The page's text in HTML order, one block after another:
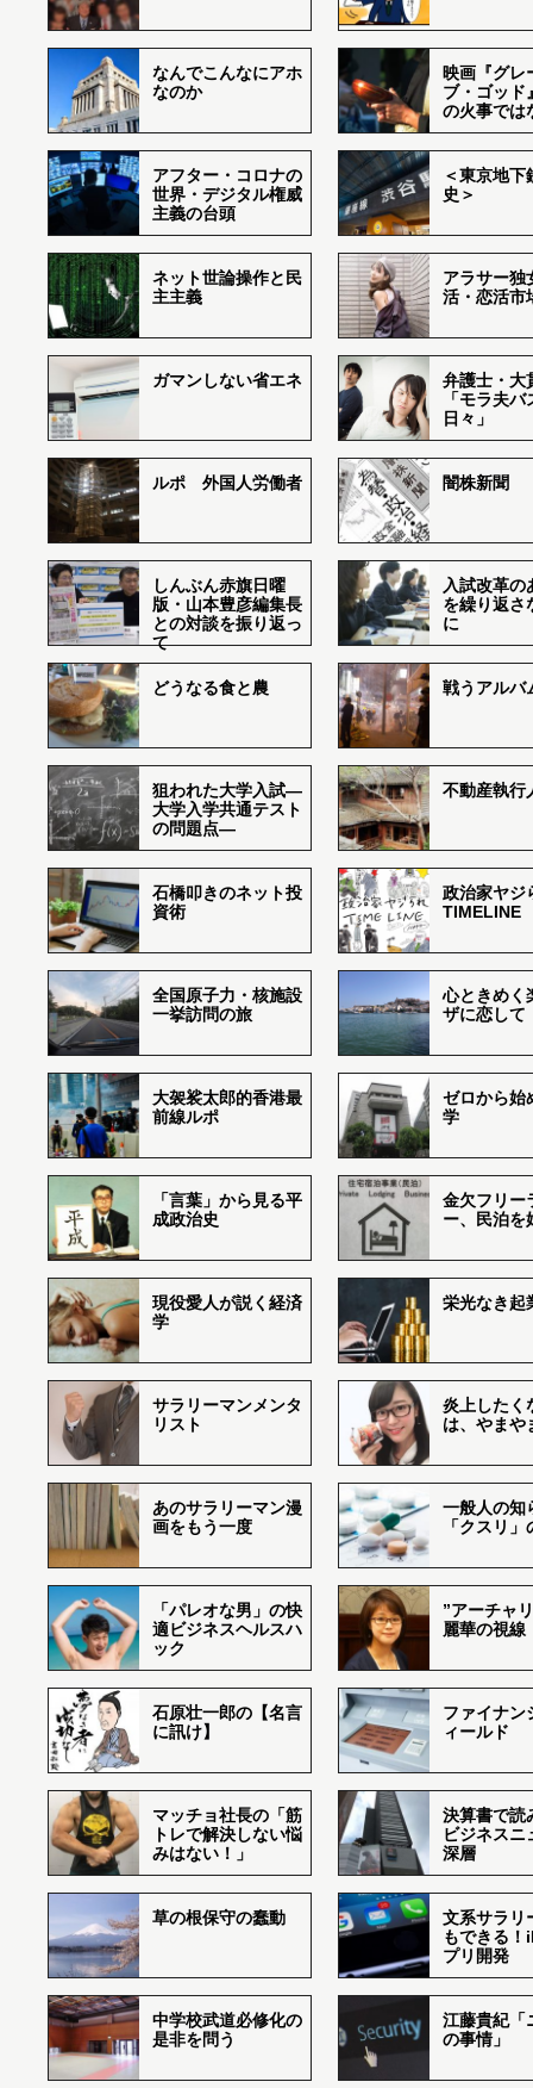
なんでこんなにアホ
なのか
映画『グレ
ブ・ゴッド
の火事では
アフター・コロナの
世界・デジタル権威
主義の台頭
＜東京地下
史＞
ネット世論操作と民
主主義
アラサー独
活・恋活市
ガマンしない省エネ
弁護士・大
「モラ夫
日々」
ルポ 外国人労働者 闇株新聞
しんぶん赤旗日曜
版・山本豊彦編集長
との対談を振り返っ
て
入試改革の
を繰り返さ
に
どうなる食と農 戦うアルバ
狙われた大学入試―
大学入学共通テスト
の問題点―
不動産執行
石橋叩きのネット投
資術
政治家ヤジ
TIMELINE
全国原子力・核施設
一挙訪問の旅
心ときめく
ザに恋して
大袈裟太郎的香港最
前線ルポ
ゼロから始
学
「言葉」から見る平
成政治史
金欠フリー
ー、民泊を
現役愛人が説く経済
学
栄光なき起
サラリーマンメンタ
リスト
炎上したく
は、やまや
あのサラリーマン漫
画をもう一度
一般人の知
「クスリ
「パレオな男」の快
適ビジネスヘルスハ
ック
”アーチャ
麗華の視線
石原壮一郎の【名言
に訊け】
ファイナン
ィールド
マッチョ社長の「筋
トレで解決しない悩
みはない！」
決算書で読
ビジネスニ
深層
草の根保守の蠢動
文系サラリ
もできる
プリ開発
中学校武道必修化の
是非を問う
江藤貴紀「
の事情」